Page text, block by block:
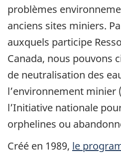
problèmes
anciens sites miniers.
auxquels participe
Canada, nous pouvons
de neutralisation des
l’environnement minier
l’Initiative nationale
orphelines ou
Créé en 1989, le